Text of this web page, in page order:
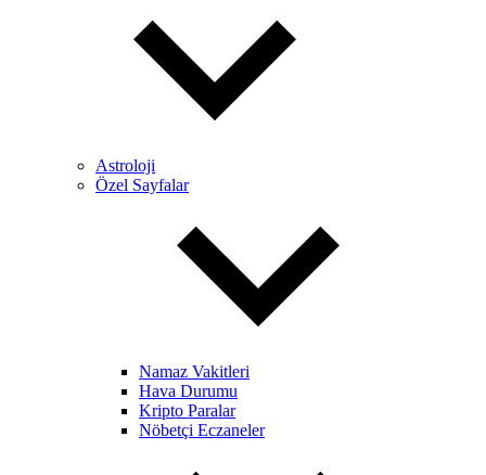
Astroloji
Özel Sayfalar
Namaz Vakitleri
Hava Durumu
Kripto Paralar
Nöbetçi Eczaneler